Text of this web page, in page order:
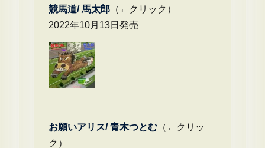
競馬道/ 馬太郎（←クリック）
2022年10月13日発売
お願いアリス/ 青木つとむ（←クリッ
ク）